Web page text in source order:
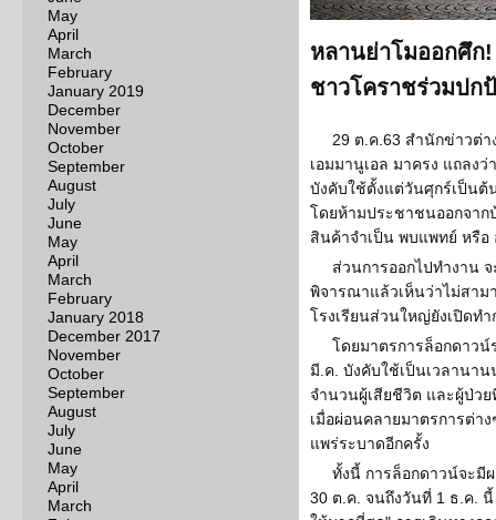
May
April
March
February
January 2019
December
November
October
September
August
July
June
May
April
March
February
January 2018
December 2017
November
October
September
August
July
June
May
April
March
หลานย่าโมออกศึก
ชาวโคราชร่วมปก
29 ต.ค.63 สำนักข่าวต่
เอมมานูเอล มาครง แถลง
บังคับใช้ตั้งแต่วันศุกร์เป็นต้
โดยห้ามประชาชนออกจาก
สินค้าจำเป็น พบแพทย์ หรือ
ส่วนการออกไปทำงาน
พิจารณาแล้วเห็นว่าไม่สา
โรงเรียนส่วนใหญ่ยังเปิดท
โดยมาตรการล็อกดาวน์
มี.ค. บังคับใช้เป็นเวลานา
จำนวนผู้เสียชีวิต และผู้ป่ว
เมื่อผ่อนคลายมาตรการต่า
แพร่ระบาดอีกครั้ง
ทั้งนี้ การล็อกดาวน์จะมี
30 ต.ค. จนถึงวันที่ 1 ธ.ค.